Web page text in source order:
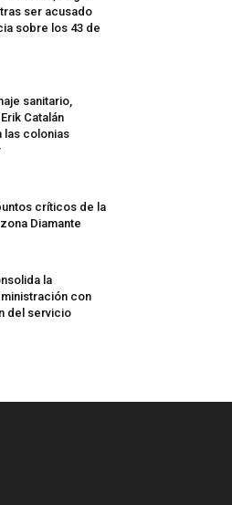
ser acusado
sobre los 43 de
sanitario,
Catalán
las colonias
críticos de la
Diamante
la
con
del servicio